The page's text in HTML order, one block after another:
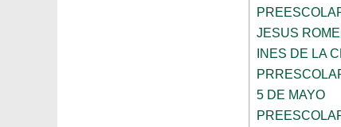
JESUS
INES DE LA
5 DE MAYO